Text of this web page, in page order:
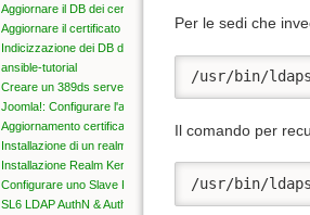
Aggiornare il DB dei certificati delle CA nel 389-ds
Aggiornare il certificato del 389-ds
Indicizzazione dei DB del 389DS
ansible-tutorial
Creare un 389ds server tramite Ansible (CentOS 7)
Joomla!: Configurare l'accesso SAML 2.0 con Joomla! 3.x
Aggiornamento certificato IdP
Installazione di un realm Kerberos5
Installazione Realm Kerberos in Laboratorio
Configurare uno Slave KDC nel realm INFN.IT
SL6 LDAP AuthN & AuthZ
Per le sedi che
/usr/bin/
Il comando per
/usr/bin/